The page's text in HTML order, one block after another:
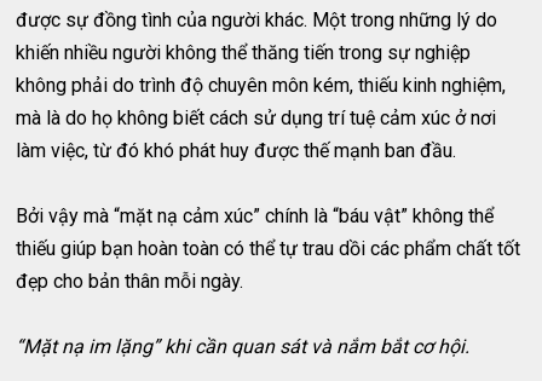
được sự đồng tình của người khác. Một trong những lý do
khiến nhiều người không thể thăng tiến trong sự nghiệp
không phải do trình độ chuyên môn kém, thiếu kinh nghiệm,
mà là do họ không biết cách sử dụng trí tuệ cảm xúc ở nơi
làm việc, từ đó khó phát huy được thế mạnh ban đầu.
Bởi vậy mà “mặt nạ cảm xúc” chính là “báu vật” không thể
thiếu giúp bạn hoàn toàn có thể tự trau dồi các phẩm chất tốt
đẹp cho bản thân mỗi ngày.
“Mặt nạ im lặng” khi cần quan sát và nắm bắt cơ hội.